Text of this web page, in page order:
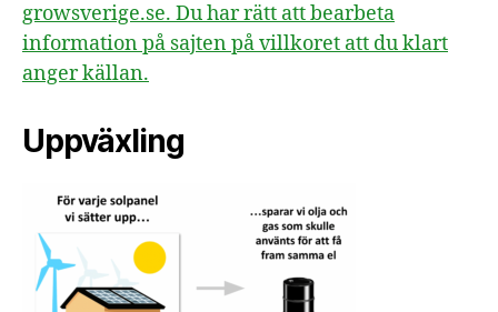
growsverige.se. Du har rätt att bearbeta
information på sajten på villkoret att du klart
anger källan.
Uppväxling